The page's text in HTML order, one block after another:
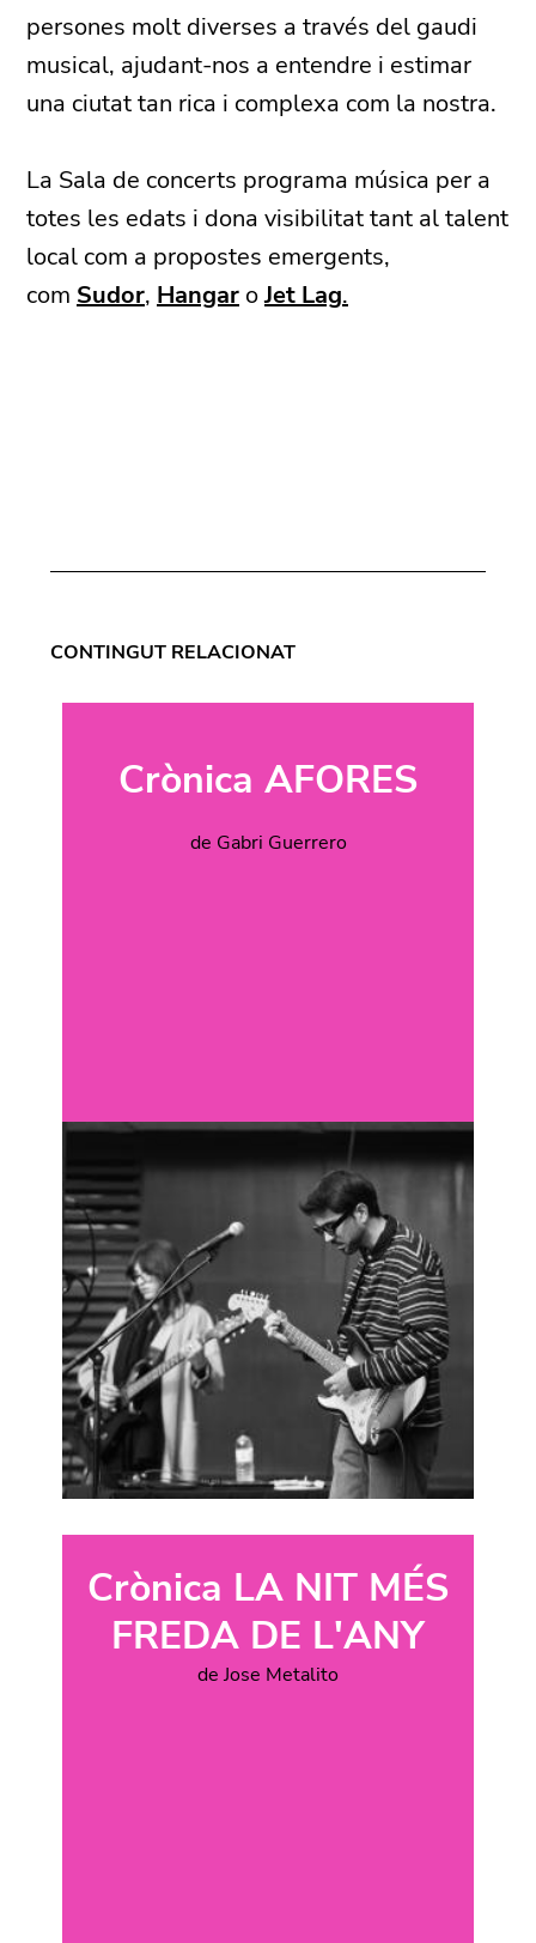
persones molt diverses a través del gaudi
musical, ajudant-nos a entendre i estimar
una ciutat tan rica i complexa com la nostra.
La Sala de concerts programa música per a
totes les edats i dona visibilitat tant al talent
local com a propostes emergents,
com Sudor, Hangar oJet Lag.
CONTINGUT RELACIONAT
Crònica AFORES
de Gabri Guerrero
Crònica LA NIT MÉS
FREDA DE L'ANY
de Jose Metalito